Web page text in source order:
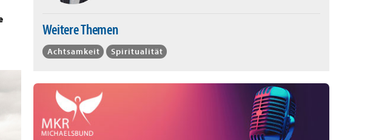
Weitere Themen
Achtsamkeit Spiritualität